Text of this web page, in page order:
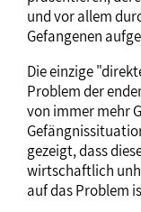
und vor allem
Gefangenen
Die einzige
Problem der
von immer mehr
gezeigt, dass
wirtschaftlich
auf das Problem